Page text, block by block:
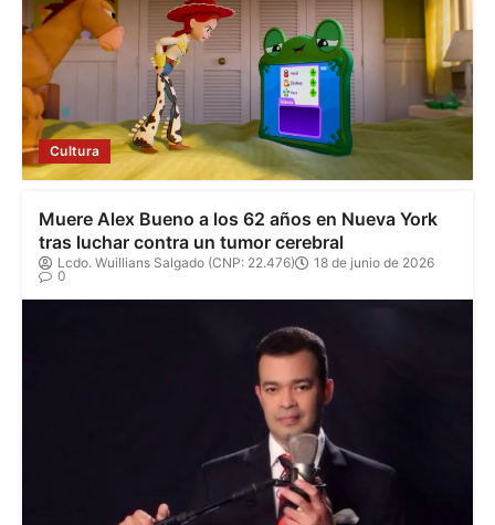
Cultura
Muere Alex Bueno a los 62 años en Nueva York
tras luchar contra un tumor cerebral
Lcdo. Wuillians Salgado (CNP: 22.476)
18 de junio de 2026
0